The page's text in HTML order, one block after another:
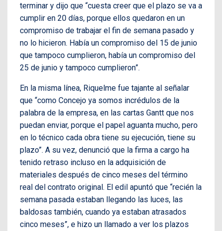
terminar y dijo que “cuesta creer que el plazo se va a
cumplir en 20 días, porque ellos quedaron en un
compromiso de trabajar el fin de semana pasado y
no lo hicieron. Había un compromiso del 15 de junio
que tampoco cumplieron, había un compromiso del
25 de junio y tampoco cumplieron”.
En la misma línea, Riquelme fue tajante al señalar
que “como Concejo ya somos incrédulos de la
palabra de la empresa, en las cartas Gantt que nos
puedan enviar, porque el papel aguanta mucho, pero
en lo técnico cada obra tiene su ejecución, tiene su
plazo”. A su vez, denunció que la firma a cargo ha
tenido retraso incluso en la adquisición de
materiales después de cinco meses del término
real del contrato original. El edil apuntó que “recién la
semana pasada estaban llegando las luces, las
baldosas también, cuando ya estaban atrasados
cinco meses”, e hizo un llamado a ver los plazos